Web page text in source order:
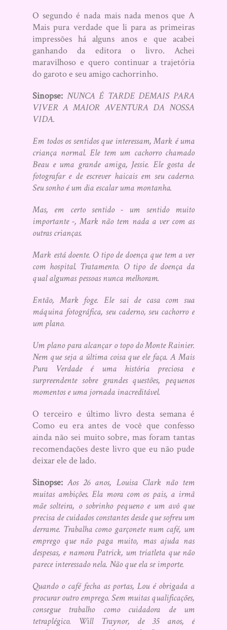
O segundo é nada mais nada menos que A
Mais pura verdade que li para as primeiras
impressões há alguns anos e que acabei
ganhando da editora o livro. Achei
maravilhoso e quero continuar a trajetória
do garoto e seu amigo cachorrinho.
Sinopse: NUNCA É TARDE DEMAIS PARA
VIVER A MAIOR AVENTURA DA NOSSA
VIDA.
Em todos os sentidos que interessam, Mark é uma
criança normal. Ele tem um cachorro chamado
Beau e uma grande amiga, Jessie. Ele gosta de
fotografar e de escrever haicais em seu caderno.
Seu sonho é um dia escalar uma montanha.
Mas, em certo sentido - um sentido muito
importante -, Mark não tem nada a ver com as
outras crianças.
Mark está doente. O tipo de doença que tem a ver
com hospital. Tratamento. O tipo de doença da
qual algumas pessoas nunca melhoram.
Então, Mark foge. Ele sai de casa com sua
máquina fotográfica, seu caderno, seu cachorro e
um plano.
Um plano para alcançar o topo do Monte Rainier.
Nem que seja a última coisa que ele faça. A Mais
Pura Verdade é uma história preciosa e
surpreendente sobre grandes questões, pequenos
momentos e uma jornada inacreditável.
O terceiro e último livro desta semana é
Como eu era antes de você que confesso
ainda não sei muito sobre, mas foram tantas
recomendações deste livro que eu não pude
deixar ele de lado.
Sinopse:Aos 26 anos, Louisa Clark não tem
muitas ambições. Ela mora com os pais, a irmã
mãe solteira, o sobrinho pequeno e um avô que
precisa de cuidados constantes desde que sofreu um
derrame. Trabalha como garçonete num café, um
emprego que não paga muito, mas ajuda nas
despesas, e namora Patrick, um triatleta que não
parece interessado nela. Não que ela se importe.
Quando o café fecha as portas, Lou é obrigada a
procurar outro emprego. Sem muitas qualificações,
consegue trabalho como cuidadora de um
tetraplégico. Will Traynor, de 35 anos, é